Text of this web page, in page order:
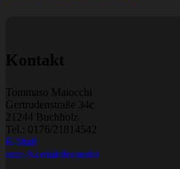
Kontakt
Tommaso Maiocchi
Gertrudenstraße 34c
21244 Buchholz
Tel.: 0176/21814542
E-Mail
zum Kontaktformular